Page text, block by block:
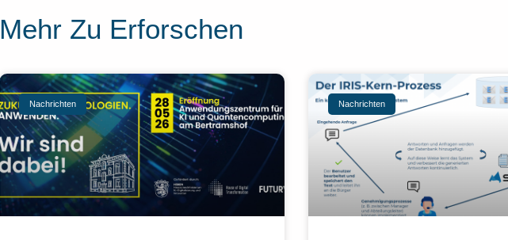
Mehr Zu Erforschen
Nachrichten Nachrichten